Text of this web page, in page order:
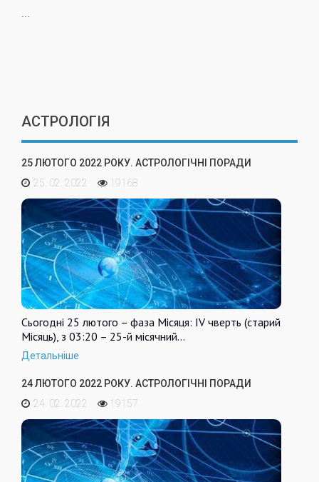
АСТРОЛОГІЯ
25 ЛЮТОГО 2022 РОКУ. АСТРОЛОГІЧНІ ПОРАДИ
25. 02. 2022
19168
Сьогодні 25 лютого – фаза Місяця: IV чверть (старий
Місяць), з 03:20 – 25-й місячний…
Детальніше
24 ЛЮТОГО 2022 РОКУ. АСТРОЛОГІЧНІ ПОРАДИ
24. 02. 2022
19157